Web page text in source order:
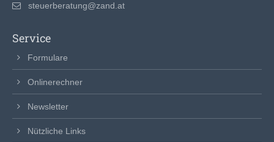
steuerberatung@zand.at
Service
Formulare
Onlinerechner
Newsletter
Nützliche Links